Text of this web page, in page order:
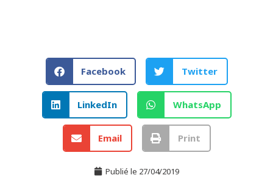
Facebook Twitter
LinkedIn WhatsApp
Email Print
Publié le 27/04/2019